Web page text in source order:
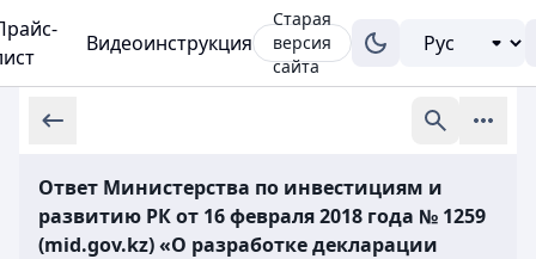
Видеоинструкция
Старая
версия
сайта
Ответ Министерства по инвестициям и
развитию РК от 16 февраля 2018 года № 1259
(mid.gov.kz) «О разработке декларации